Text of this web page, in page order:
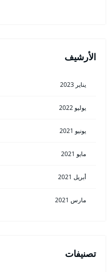
الأرشيف
يناير 2023
يوليو 2022
يونيو 2021
مايو 2021
أبريل 2021
مارس 2021
تصنيفات